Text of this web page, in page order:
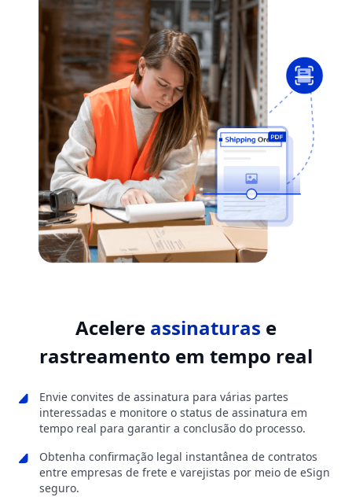
Acelere assinaturas e
rastreamento em tempo real
Envie convites de assinatura para várias partes
interessadas e monitore o status de assinatura em
tempo real para garantir a conclusão do processo.
Obtenha confirmação legal instantânea de contratos
entre empresas de frete e varejistas por meio de eSign
seguro.